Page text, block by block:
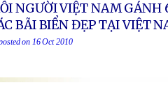
NGƯỜI VIỆT NAM
BÃI BIỂN ĐẸP TẠI VIỆT
on 16 Oct 2010